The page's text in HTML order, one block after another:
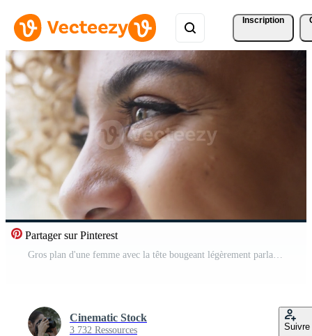
Inscription
Partager sur Pinterest
Gros plan d'une femme avec la tête bougeant légèrement parlant et souriant Vidéo Pro
Cinematic Stock
3 732 Ressources Suivre